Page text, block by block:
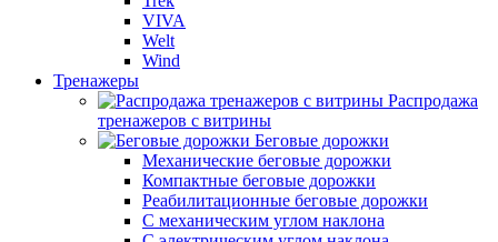
VIVA
Welt
Wind
Тренажеры
Распродажа
тренажеров с витрины
Беговые дорожки
Механические беговые дорожки
Компактные беговые дорожки
Реабилитационные беговые дорожки
С механическим углом наклона